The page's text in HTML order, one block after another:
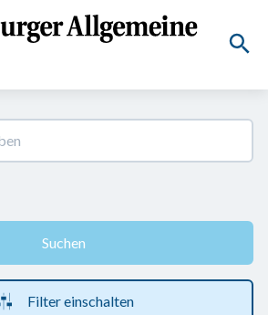
Suchen
Filter einschalten